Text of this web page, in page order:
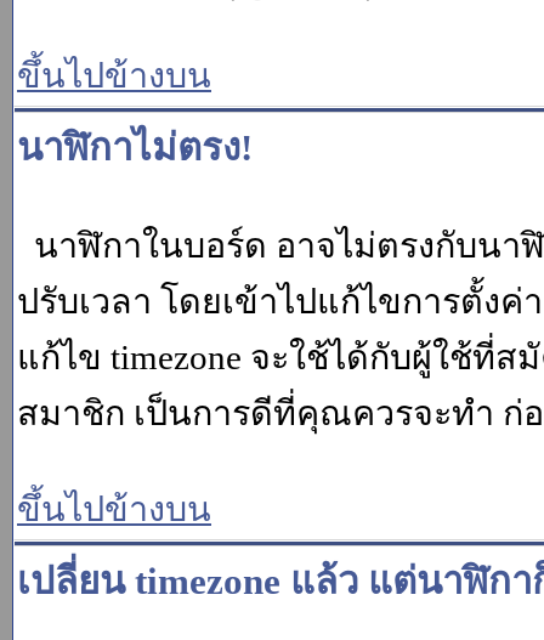
ขึ้นไปข้างบน
นาฬิกาไม่ตรง!
นาฬิกาในบอร์ด อาจไม่ตรงกับน
ปรับเวลา โดยเข้าไปแก้ไขการตั้ง
แก้ไข timezone จะใช้ได้กับผู้ใช้ที่
สมาชิก เป็นการดีที่คุณควรจะทำ
ขึ้นไปข้างบน
เปลี่ยน timezone แล้ว แต่นาฬิกา